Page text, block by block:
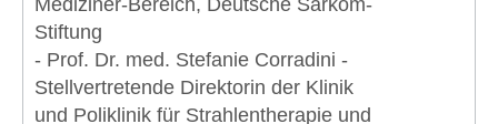
Mediziner-Bereich, Deutsche Sarkom-
Stiftung
- Prof. Dr. med. Stefanie Corradini -
Stellvertretende Direktorin der Klinik
und Poliklinik für Strahlentherapie und